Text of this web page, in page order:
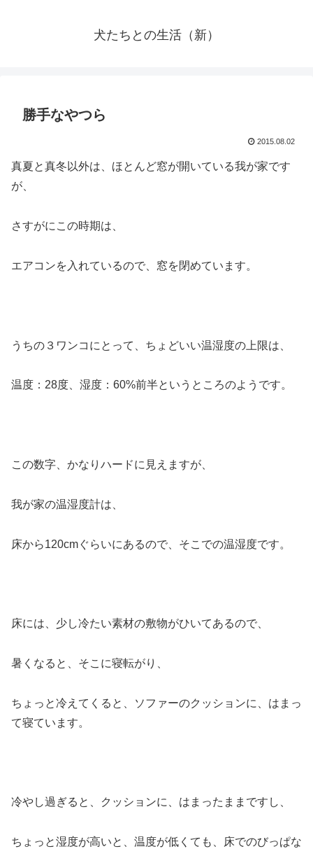
犬たちとの生活（新）
勝手なやつら
2015.08.02
真夏と真冬以外は、ほとんど窓が開いている我が家です
が、
さすがにこの時期は、
エアコンを入れているので、窓を閉めています。
うちの３ワンコにとって、ちょどいい温湿度の上限は、
温度：28度、湿度：60%前半というところのようです。
この数字、かなりハードに見えますが、
我が家の温湿度計は、
床から120cmぐらいにあるので、そこでの温湿度です。
床には、少し冷たい素材の敷物がひいてあるので、
暑くなると、そこに寝転がり、
ちょっと冷えてくると、ソファーのクッションに、はまっ
て寝ています。
冷やし過ぎると、クッションに、はまったままですし、
ちょっと湿度が高いと、温度が低くても、床でのびっぱな